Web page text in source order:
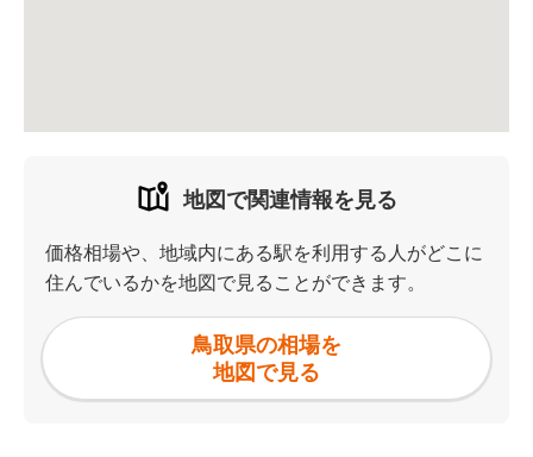
地図で関連情報を見る
価格相場や、地域内にある駅を利用する人がどこに
住んでいるかを地図で見ることができます。
鳥取県の相場を
地図で見る